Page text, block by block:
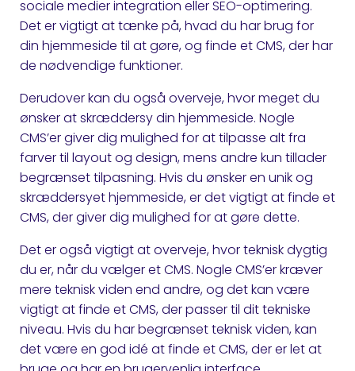
sociale medier integration eller SEO-optimering.
Det er vigtigt at tænke på, hvad du har brug for
din hjemmeside til at gøre, og finde et CMS, der har
de nødvendige funktioner.
Derudover kan du også overveje, hvor meget du
ønsker at skræddersy din hjemmeside. Nogle
CMS’er giver dig mulighed for at tilpasse alt fra
farver til layout og design, mens andre kun tillader
begrænset tilpasning. Hvis du ønsker en unik og
skræddersyet hjemmeside, er det vigtigt at finde et
CMS, der giver dig mulighed for at gøre dette.
Det er også vigtigt at overveje, hvor teknisk dygtig
du er, når du vælger et CMS. Nogle CMS’er kræver
mere teknisk viden end andre, og det kan være
vigtigt at finde et CMS, der passer til dit tekniske
niveau. Hvis du har begrænset teknisk viden, kan
det være en god idé at finde et CMS, der er let at